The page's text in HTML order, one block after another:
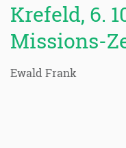
Krefeld, 6.
Missions-
Ewald Frank